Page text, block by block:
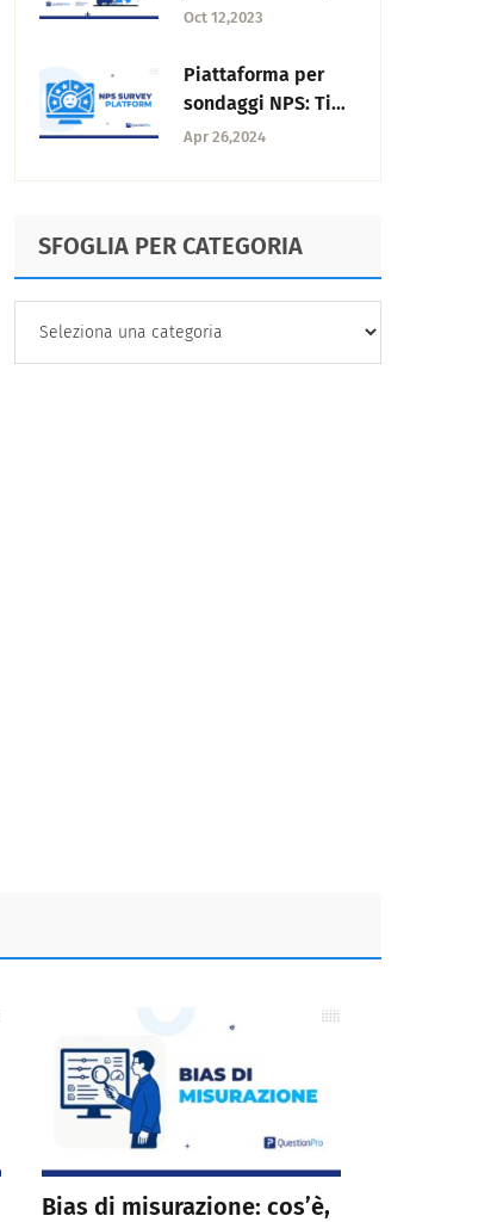
come si scrive +
Oct 12,2023
Piattaforma per
sondaggi NPS: Tipi,
suggerimenti, 11
piattaforme e
Apr 26,2024
SFOGLIA PER CATEGORIA
PER
CATEGORIA
Bias di misurazione: cos’è,